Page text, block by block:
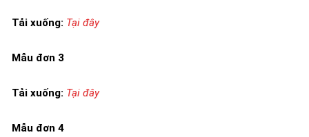
Tải xuống: Tại đây
Mẫu đơn 3
Tải xuống: Tại đây
Mẫu đơn 4